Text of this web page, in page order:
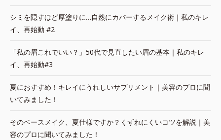
シミを隠すほど厚塗りに…自然にカバーするメイク術｜私のキレ
イ、再始動 #2
「私の眉これでいい？」50代で見直したい眉の基本｜私のキレ
イ、再始動#3
夏におすすめ！キレイにうれしいサプリメント｜美容のプロに聞
いてみました！
そのベースメイク、夏仕様ですか？くずれにくいコツを解説｜美
容のプロに聞いてみました！